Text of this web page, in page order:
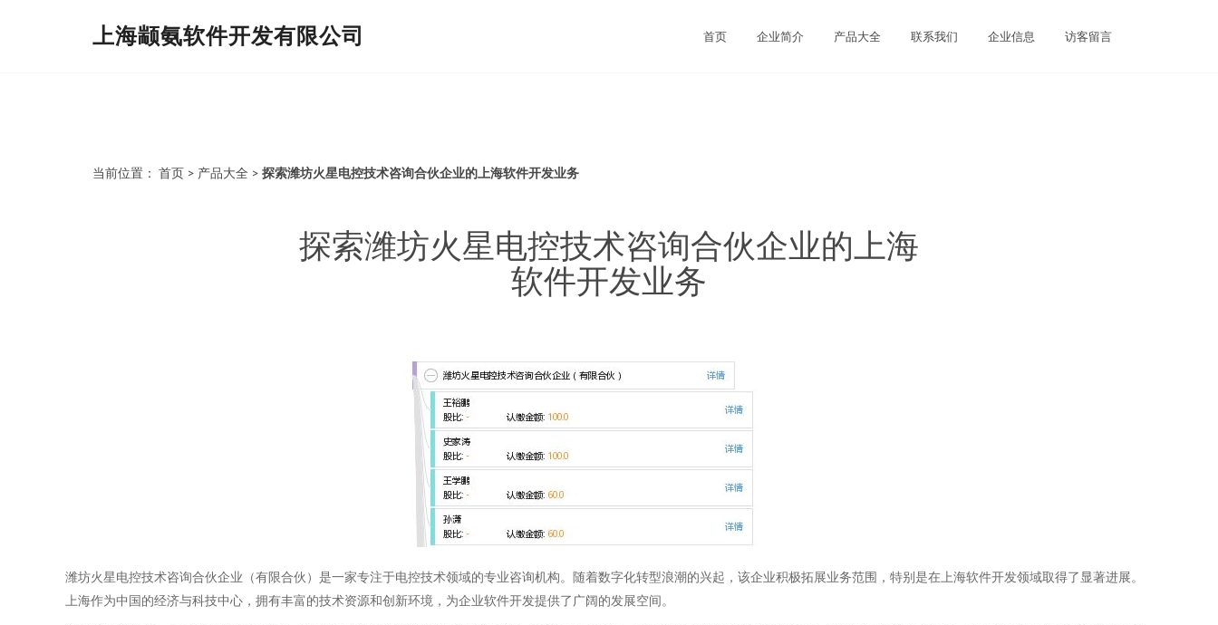
上海颛氨软件开发有限公司 首页 企业简介 产品大全 联系我们 企业信息 访客留言
当前位置： 首页 > 产品大全 > 探索潍坊火星电控技术咨询合伙企业的上海软件开发业务
探索潍坊火星电控技术咨询合伙企业的上海
软件开发业务
潍坊火星电控技术咨询合伙企业（有限合伙）是一家专注于电控技术领域的专业咨询机构。随着数字化转型浪潮的兴起，该企业积极拓展业务范围，特别是在上海软件开发领域取得了显著进展。
上海作为中国的经济与科技中心，拥有丰富的技术资源和创新环境，为企业软件开发提供了广阔的发展空间。